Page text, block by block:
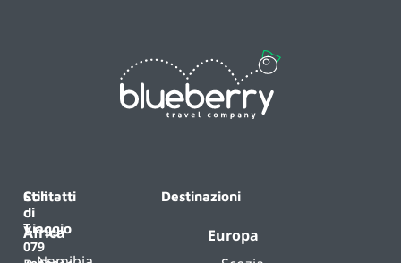
Contatti
T.
079
Destinazioni
Africa
Europa
Stili
di
viaggio